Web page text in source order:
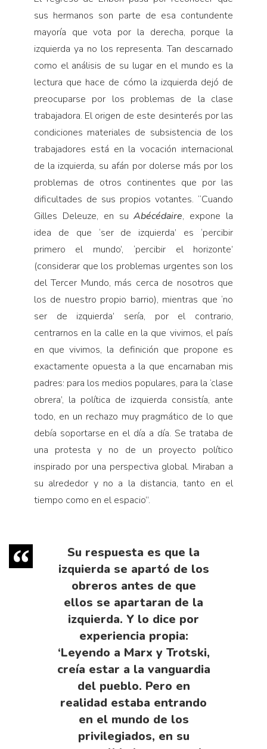
sus hermanos son parte de esa contundente
mayoría que vota por la derecha, porque la
izquierda ya no los representa. Tan descarnado
como el análisis de su lugar en el mundo es la
lectura que hace de cómo la izquierda dejó de
preocuparse por los problemas de la clase
trabajadora. El origen de este desinterés por las
condiciones materiales de subsistencia de los
trabajadores está en la vocación internacional
de la izquierda, su afán por dolerse más por los
problemas de otros continentes que por las
dificultades de sus propios votantes. “Cuando
Gilles Deleuze, en suAbécédaire, expone la
idea de que ‘ser de izquierda’ es ‘percibir
primero el mundo’, ‘percibir el horizonte’
(considerar que los problemas urgentes son los
del Tercer Mundo, más cerca de nosotros que
los de nuestro propio barrio), mientras que ‘no
ser de izquierda’ sería, por el contrario,
centrarnos en la calle en la que vivimos, el país
en que vivimos, la definición que propone es
exactamente opuesta a la que encarnaban mis
padres: para los medios populares, para la ‘clase
obrera’, la política de izquierda consistía, ante
todo, en un rechazo muy pragmático de lo que
debía soportarse en el día a día. Se trataba de
una protesta y no de un proyecto político
inspirado por una perspectiva global. Miraban a
su alrededor y no a la distancia, tanto en el
tiempo como en el espacio”.
Su respuesta es que la
izquierda se apartó de los
obreros antes de que
ellos se apartaran de la
izquierda. Y lo dice por
experiencia propia:
‘Leyendo a Marx y Trotski,
creía estar a la vanguardia
del pueblo. Pero en
realidad estaba entrando
en el mundo de los
privilegiados, en su